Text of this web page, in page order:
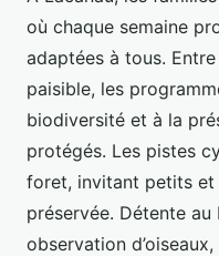
où chaque semaine
adaptées à tous.
paisible, les
biodiversité et à la
protégés. Les pistes
foret, invitant petits et
préservée. Détente
observation